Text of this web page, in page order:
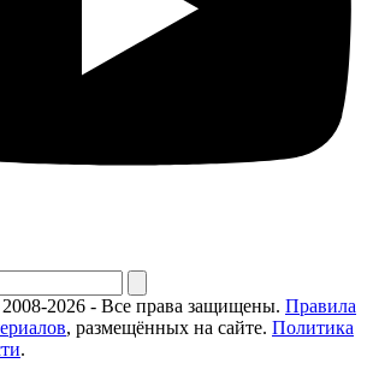
2026 - Все права защищены. Правила
, размещённых на сайте. Политика
.